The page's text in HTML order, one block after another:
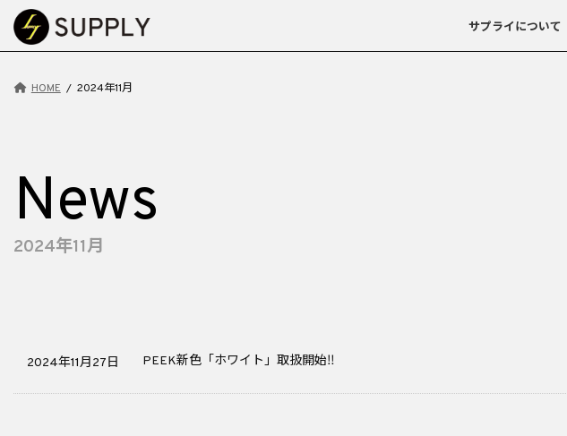
テ
ゲ
サプライについて
HOME 2024年11月
2024年11月
News
2024年11月27日 PEEK新色「ホワイト」取扱開始‼